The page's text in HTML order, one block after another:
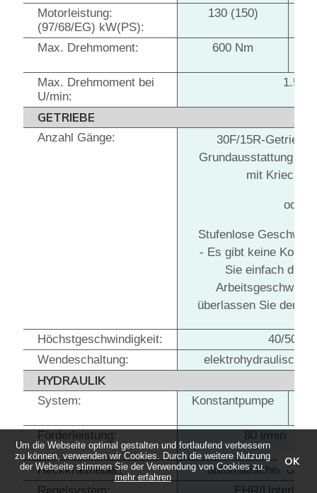
Motorleistung:
(97/68/EG) kW(PS):
130 (150)
Max. Drehmoment:
600 Nm
Max. Drehmoment bei
U/min:
1.500
GETRIEBE
Anzahl Gänge:
30F/15R-Getriebe
Grundausstattung bis
mit
oder
Stufenlose
- Es gibt keine
Sie einfach die
überlassen Sie den
Höchstgeschwindigkeit:
40/50
Wendeschaltung:
elektrohydraulische
HYDRAULIK
System: Konstantpumpe
Förderleistung:
80 l/min
Heckkraftheber:
automatischer
Um die Webseite optimal gestalten und fortlaufend verbessern
zu können, verwenden wir Cookies. Durch die weitere Nutzung
der Webseite stimmen Sie der Verwendung von Cookies zu.
mehr erfahren
OK